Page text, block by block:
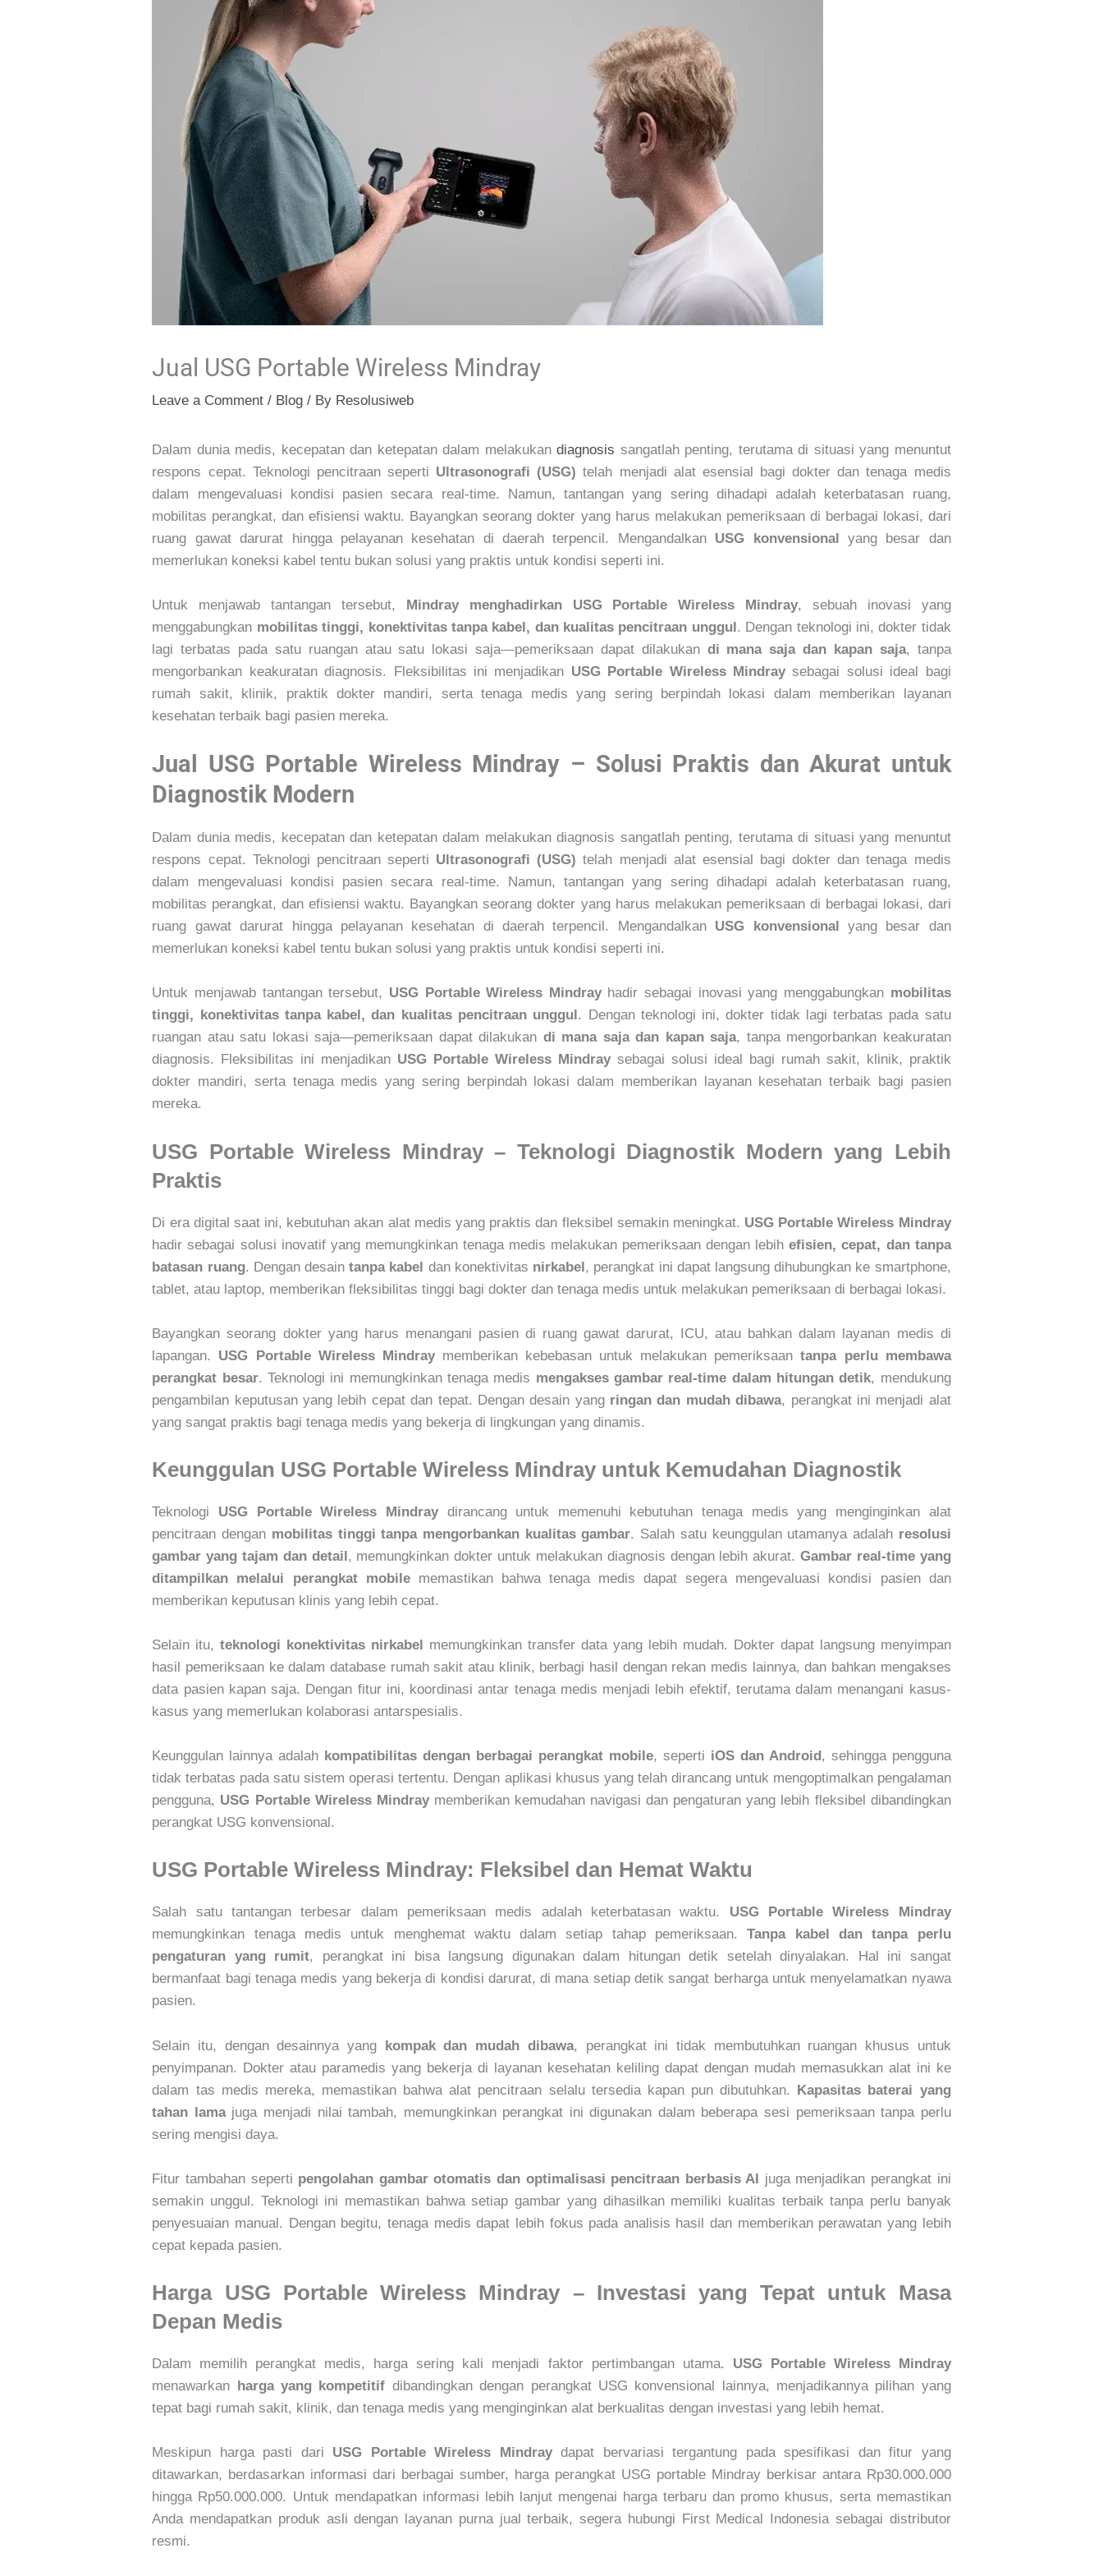
Jual USG Portable Wireless Mindray
Leave a Comment / Blog / By Resolusiweb
Dalam dunia medis, kecepatan dan ketepatan dalam melakukandiagnosis sangatlah penting, terutama di situasi yang menuntut
respons cepat. Teknologi pencitraan seperti Ultrasonografi (USG) telah menjadi alat esensial bagi dokter dan tenaga medis
dalam mengevaluasi kondisi pasien secara real-time. Namun, tantangan yang sering dihadapi adalah keterbatasan ruang,
mobilitas perangkat, dan efisiensi waktu. Bayangkan seorang dokter yang harus melakukan pemeriksaan di berbagai lokasi, dari
ruang gawat darurat hingga pelayanan kesehatan di daerah terpencil. Mengandalkan USG konvensional yang besar dan
memerlukan koneksi kabel tentu bukan solusi yang praktis untuk kondisi seperti ini.
Untuk menjawab tantangan tersebut, Mindray menghadirkan USG Portable Wireless Mindray, sebuah inovasi yang
menggabungkan mobilitas tinggi, konektivitas tanpa kabel, dan kualitas pencitraan unggul. Dengan teknologi ini, dokter tidak
lagi terbatas pada satu ruangan atau satu lokasi saja—pemeriksaan dapat dilakukan di mana saja dan kapan saja, tanpa
mengorbankan keakuratan diagnosis. Fleksibilitas ini menjadikan USG Portable Wireless Mindray sebagai solusi ideal bagi
rumah sakit, klinik, praktik dokter mandiri, serta tenaga medis yang sering berpindah lokasi dalam memberikan layanan
kesehatan terbaik bagi pasien mereka.
Jual USG Portable Wireless Mindray – Solusi Praktis dan Akurat untuk
Diagnostik Modern
Dalam dunia medis, kecepatan dan ketepatan dalam melakukan diagnosis sangatlah penting, terutama di situasi yang menuntut
respons cepat. Teknologi pencitraan seperti Ultrasonografi (USG) telah menjadi alat esensial bagi dokter dan tenaga medis
dalam mengevaluasi kondisi pasien secara real-time. Namun, tantangan yang sering dihadapi adalah keterbatasan ruang,
mobilitas perangkat, dan efisiensi waktu. Bayangkan seorang dokter yang harus melakukan pemeriksaan di berbagai lokasi, dari
ruang gawat darurat hingga pelayanan kesehatan di daerah terpencil. Mengandalkan USG konvensional yang besar dan
memerlukan koneksi kabel tentu bukan solusi yang praktis untuk kondisi seperti ini.
Untuk menjawab tantangan tersebut, USG Portable Wireless Mindrayhadir sebagai inovasi yang menggabungkan mobilitas
tinggi, konektivitas tanpa kabel, dan kualitas pencitraan unggul . Dengan teknologi ini, dokter tidak lagi terbatas pada satu
ruangan atau satu lokasi saja—pemeriksaan dapat dilakukan di mana saja dan kapan saja, tanpa mengorbankan keakuratan
diagnosis. Fleksibilitas ini menjadikan USG Portable Wireless Mindray sebagai solusi ideal bagi rumah sakit, klinik, praktik
dokter mandiri, serta tenaga medis yang sering berpindah lokasi dalam memberikan layanan kesehatan terbaik bagi pasien
mereka.
USG Portable Wireless Mindray – Teknologi Diagnostik Modern yang Lebih
Praktis
Di era digital saat ini, kebutuhan akan alat medis yang praktis dan fleksibel semakin meningkat. USG Portable Wireless Mindray
hadir sebagai solusi inovatif yang memungkinkan tenaga medis melakukan pemeriksaan dengan lebihefisien, cepat, dan tanpa
batasan ruang. Dengan desaintanpa kabel dan konektivitas nirkabel, perangkat ini dapat langsung dihubungkan ke smartphone,
tablet, atau laptop, memberikan fleksibilitas tinggi bagi dokter dan tenaga medis untuk melakukan pemeriksaan di berbagai lokasi.
Bayangkan seorang dokter yang harus menangani pasien di ruang gawat darurat, ICU, atau bahkan dalam layanan medis di
lapangan. USG Portable Wireless Mindraymemberikan kebebasan untuk melakukan pemeriksaantanpa perlu membawa
perangkat besar. Teknologi ini memungkinkan tenaga medis mengakses gambar real-time dalam hitungan detik, mendukung
pengambilan keputusan yang lebih cepat dan tepat. Dengan desain yang ringan dan mudah dibawa, perangkat ini menjadi alat
yang sangat praktis bagi tenaga medis yang bekerja di lingkungan yang dinamis.
Keunggulan USG Portable Wireless Mindray untuk Kemudahan Diagnostik
Teknologi USG Portable Wireless Mindraydirancang untuk memenuhi kebutuhan tenaga medis yang menginginkan alat
pencitraan dengan mobilitas tinggi tanpa mengorbankan kualitas gambar. Salah satu keunggulan utamanya adalah resolusi
gambar yang tajam dan detail, memungkinkan dokter untuk melakukan diagnosis dengan lebih akurat.Gambar real-time yang
ditampilkan melalui perangkat mobilememastikan bahwa tenaga medis dapat segera mengevaluasi kondisi pasien dan
memberikan keputusan klinis yang lebih cepat.
Selain itu,teknologi konektivitas nirkabel memungkinkan transfer data yang lebih mudah. Dokter dapat langsung menyimpan
hasil pemeriksaan ke dalam database rumah sakit atau klinik, berbagi hasil dengan rekan medis lainnya, dan bahkan mengakses
data pasien kapan saja. Dengan fitur ini, koordinasi antar tenaga medis menjadi lebih efektif, terutama dalam menangani kasus-
kasus yang memerlukan kolaborasi antarspesialis.
Keunggulan lainnya adalah kompatibilitas dengan berbagai perangkat mobile, seperti iOS dan Android , sehingga pengguna
tidak terbatas pada satu sistem operasi tertentu. Dengan aplikasi khusus yang telah dirancang untuk mengoptimalkan pengalaman
pengguna, USG Portable Wireless Mindraymemberikan kemudahan navigasi dan pengaturan yang lebih fleksibel dibandingkan
perangkat USG konvensional.
USG Portable Wireless Mindray: Fleksibel dan Hemat Waktu
Salah satu tantangan terbesar dalam pemeriksaan medis adalah keterbatasan waktu. USG Portable Wireless Mindray
memungkinkan tenaga medis untuk menghemat waktu dalam setiap tahap pemeriksaan.Tanpa kabel dan tanpa perlu
pengaturan yang rumit, perangkat ini bisa langsung digunakan dalam hitungan detik setelah dinyalakan. Hal ini sangat
bermanfaat bagi tenaga medis yang bekerja di kondisi darurat, di mana setiap detik sangat berharga untuk menyelamatkan nyawa
pasien.
Selain itu, dengan desainnya yang kompak dan mudah dibawa, perangkat ini tidak membutuhkan ruangan khusus untuk
penyimpanan. Dokter atau paramedis yang bekerja di layanan kesehatan keliling dapat dengan mudah memasukkan alat ini ke
dalam tas medis mereka, memastikan bahwa alat pencitraan selalu tersedia kapan pun dibutuhkan. Kapasitas baterai yang
tahan lamajuga menjadi nilai tambah, memungkinkan perangkat ini digunakan dalam beberapa sesi pemeriksaan tanpa perlu
sering mengisi daya.
Fitur tambahan seperti pengolahan gambar otomatis dan optimalisasi pencitraan berbasis AI juga menjadikan perangkat ini
semakin unggul. Teknologi ini memastikan bahwa setiap gambar yang dihasilkan memiliki kualitas terbaik tanpa perlu banyak
penyesuaian manual. Dengan begitu, tenaga medis dapat lebih fokus pada analisis hasil dan memberikan perawatan yang lebih
cepat kepada pasien.
Harga USG Portable Wireless Mindray – Investasi yang Tepat untuk Masa
Depan Medis
Dalam memilih perangkat medis, harga sering kali menjadi faktor pertimbangan utama. USG Portable Wireless Mindray
menawarkan harga yang kompetitif dibandingkan dengan perangkat USG konvensional lainnya, menjadikannya pilihan yang
tepat bagi rumah sakit, klinik, dan tenaga medis yang menginginkan alat berkualitas dengan investasi yang lebih hemat.
Meskipun harga pasti dari USG Portable Wireless Mindraydapat bervariasi tergantung pada spesifikasi dan fitur yang
ditawarkan, berdasarkan informasi dari berbagai sumber, harga perangkat USG portable Mindray berkisar antara Rp30.000.000
hingga Rp50.000.000. Untuk mendapatkan informasi lebih lanjut mengenai harga terbaru dan promo khusus, serta memastikan
Anda mendapatkan produk asli dengan layanan purna jual terbaik, segera hubungi First Medical Indonesia sebagai distributor
resmi.